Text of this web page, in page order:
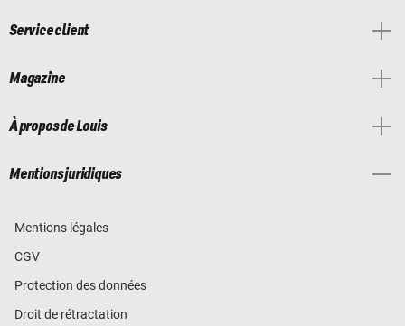
Service client
Magazine
À propos de Louis
Mentions juridiques
Mentions légales
CGV
Protection des données
Droit de rétractation